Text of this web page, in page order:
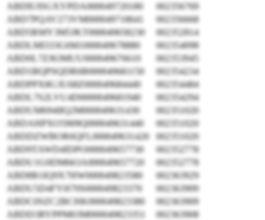
ABDIUISGXYPDA000049720180
002356769
ABD7PQAV273VM000049718641
002356668
ABD5RMY3M5JKT000049658230
002352814
ABDLMI333G6M1000049678880
002354098
ABD0L7ZJ63MUU000049676610
002353945
ABD1BQPSQDR6B000049681150
002354234
ABDPPX8G3U68Z000049684440
002354484
ABDL7S2LVU4D0000049681940
002354294
ABDUM694IIQ2M000049631430
002351020
ABDAHPXO5909Q000049631440
002351020
ABDDZWBOR6QFL000049631420
002351020
ABD9TAWD4IDPO000049657730
002352778
ABDU1G0DM663A000049657720
002352778
ABD8B1IQ9X7HW000049823580
002363929
ABDU5D4FYH70S000049823370
002363909
ABDC0SZC2BCHK000049823380
002363909
ABDD3RYPPM03M000049823351
002363908